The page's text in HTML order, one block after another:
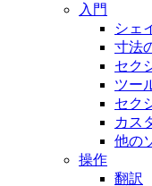
入門
シェ
寸法
セク
ツー
セク
カス
他の
操作
翻訳